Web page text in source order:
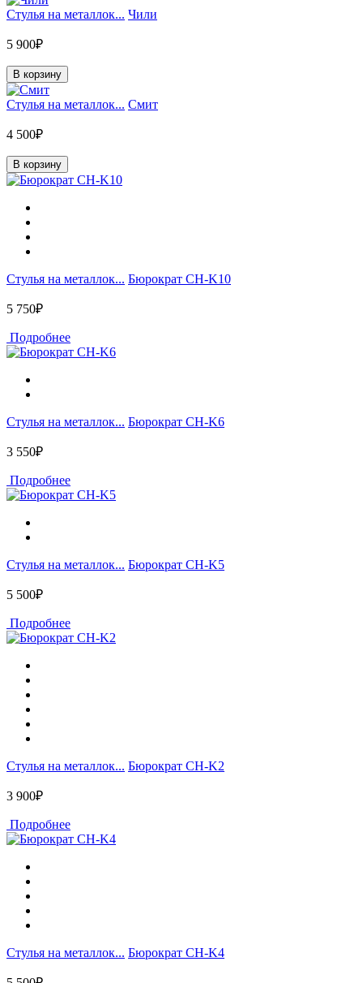
Стулья на металлок... Чили
5 900₽
В корзину
Стулья на металлок... Смит
4 500₽
В корзину
Стулья на металлок... Бюрократ CH-K10
5 750₽
Подробнее
Стулья на металлок... Бюрократ CH-K6
3 550₽
Подробнее
Стулья на металлок... Бюрократ CH-K5
5 500₽
Подробнее
Стулья на металлок... Бюрократ CH-K2
3 900₽
Подробнее
Стулья на металлок... Бюрократ CH-K4